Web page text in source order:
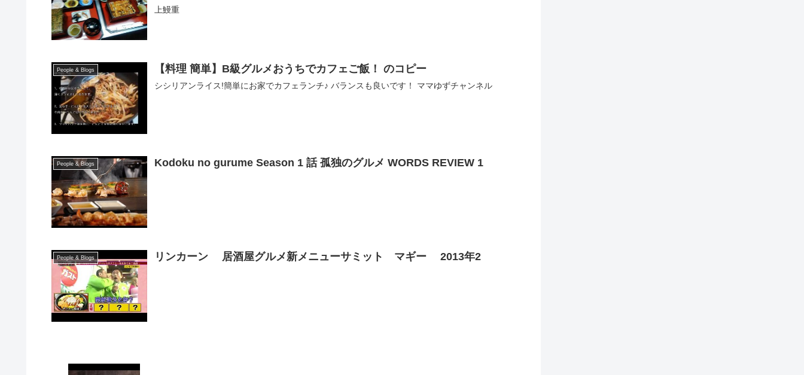
上鰻重
People & Blogs 【料理 簡単】B級グルメおうちでカフェご飯！ のコピー
シシリアンライス!簡単にお家でカフェランチ♪ バランスも良いです！ ママゆずチャンネル
People & Blogs Kodoku no gurume Season 1 話 孤独のグルメ WORDS REVIEW 1
People & Blogs リンカーン 居酒屋グルメ新メニューサミット マギー 2013年2